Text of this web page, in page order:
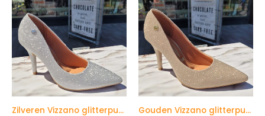
Zilveren Vizzano glitterpumps met 9 cm hak Gouden Vizzano glitterpumps met 9 cm hak